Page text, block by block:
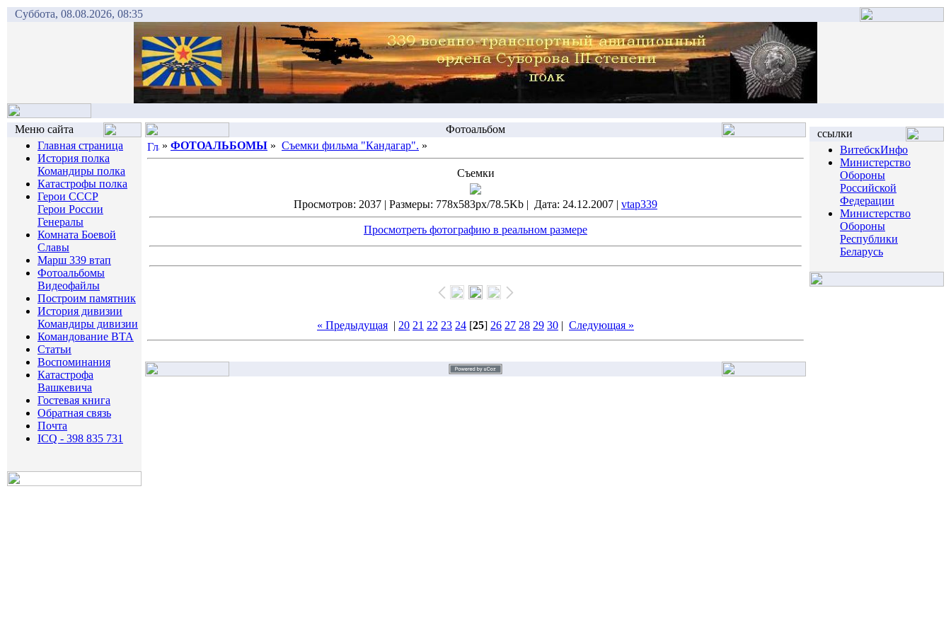
Суббота, 08.08.2026, 08:35
Меню сайта
Главная страница
История полка
Командиры полка
Катастрофы полка
Герои СССР
Герои России
Генералы
Комната Боевой
Славы
Марш 339 втап
Фотоальбомы
Видеофайлы
Построим памятник
История дивизии
Командиры дивизии
Командование ВТА
Статьи
Воспоминания
Катастрофa
Вашкевича
Гостевая книга
Обратная связь
Почта
ICQ - 398 835 731
Фотоальбом
» ФОТОАЛЬБОМЫ » Съемки фильма "Кандагар". »
Съемки
Просмотров: 2037 | Размеры: 778x583px/78.5Kb | Дата: 24.12.2007 | vtap339
Просмотреть фотографию в реальном размере
« Предыдущая | 20 21 22 23 24 [25] 26 27 28 29 30 | Следующая »
ссылки
ВитебскИнфо
Министерство
Обороны
Российской
Федерации
Министерство
Обороны
Республики
Беларусь